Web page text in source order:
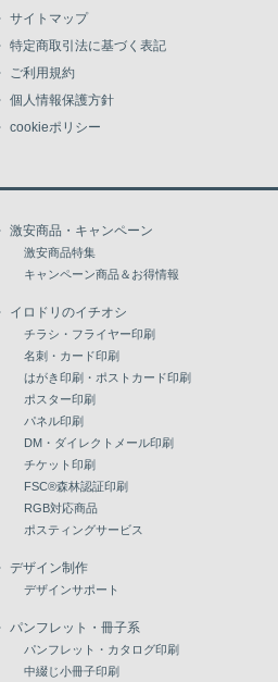
サイトマップ
特定商取引法に基づく表記
ご利用規約
個人情報保護方針
cookieポリシー
激安商品・キャンペーン
激安商品特集
キャンペーン商品＆お得情報
イロドリのイチオシ
チラシ・フライヤー印刷
名刺・カード印刷
はがき印刷・ポストカード印刷
ポスター印刷
パネル印刷
DM・ダイレクトメール印刷
チケット印刷
FSC®森林認証印刷
RGB対応商品
ポスティングサービス
デザイン制作
デザインサポート
パンフレット・冊子系
パンフレット・カタログ印刷
中綴じ小冊子印刷